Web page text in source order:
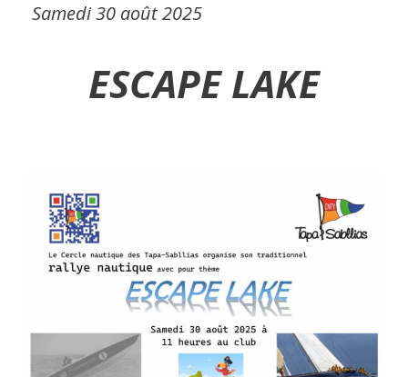
Samedi 30 août 2025
ESCAPE LAKE